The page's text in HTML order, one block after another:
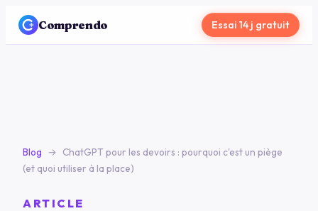
Comprendo Essai 14 j gratuit
Blog → ChatGPT pour les devoirs : pourquoi c'est un piège
(et quoi utiliser à la place)
ARTICLE